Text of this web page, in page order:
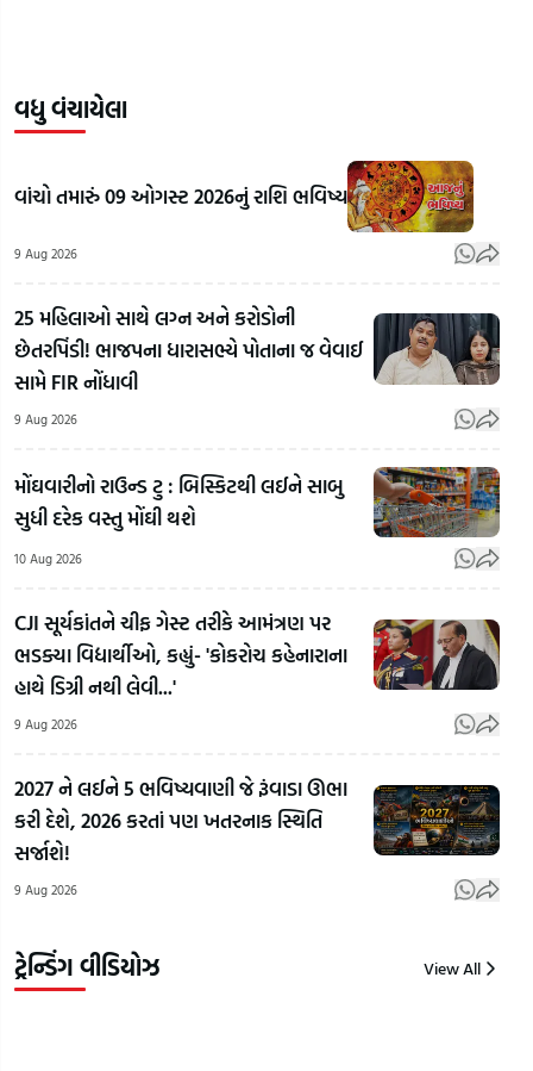
વધુ વંચાયેલા
વાંચો તમારું 09 ઓગસ્ટ 2026નું રાશિ ભવિષ્ય
9 Aug 2026
25 મહિલાઓ સાથે લગ્ન અને કરોડોની
છેતરપિંડી! ભાજપના ધારાસભ્યે પોતાના જ વેવાઈ
સામે FIR નોંધાવી
9 Aug 2026
મોંઘવારીનો રાઉન્ડ ટુ : બિસ્કિટથી લઈને સાબુ
સુધી દરેક વસ્તુ મોંઘી થશે
10 Aug 2026
CJI સૂર્યકાંતને ચીફ ગેસ્ટ તરીકે આમંત્રણ પર
ભડક્યા વિદ્યાર્થીઓ, કહ્યું- 'કોકરોચ કહેનારાના
હાથે ડિગ્રી નથી લેવી...'
9 Aug 2026
2027 ને લઈને 5 ભવિષ્યવાણી જે રૂંવાડા ઊભા
કરી દેશે, 2026 કરતાં પણ ખતરનાક સ્થિતિ
સર્જાશે!
9 Aug 2026
ટ્રેન્ડિંગ વીડિયોઝ View All
Student
Protest:
પેપર લીક
મુદ્દે
માં ઊલટી
ગંગા! BJP
ના પ્રદેશ
પ્રમુખ
સહિતના
અટકાયત
10
દુષ્કર્મ કેસના
આરોપીએ
ભાગવાનો